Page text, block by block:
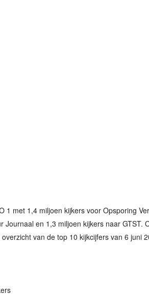
1 met 1,4 miljoen kijkers voor Opsporing
Journaal en 1,3 miljoen kijkers naar GTST.
van de top 10 kijkcijfers van 6 juni